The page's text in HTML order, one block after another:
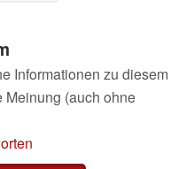
Informationen zu diesem
(auch ohne